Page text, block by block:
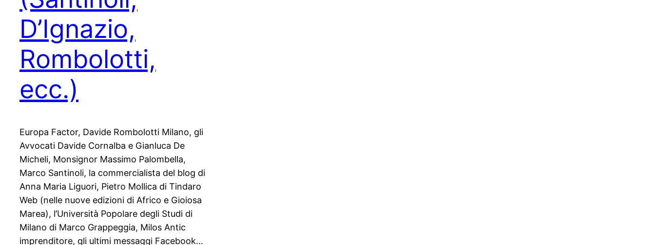
D’Ignazio,
Rombolotti,
ecc.)
Europa Factor, Davide Rombolotti Milano, gli
Avvocati Davide Cornalba e Gianluca De
Micheli, Monsignor Massimo Palombella,
Marco Santinoli, la commercialista del blog di
Anna Maria Liguori, Pietro Mollica di Tindaro
Web (nelle nuove edizioni di Africo e Gioiosa
Marea), l’Università Popolare degli Studi di
Milano di Marco Grappeggia, Milos Antic
imprenditore, gli ultimi messaggi Facebook…